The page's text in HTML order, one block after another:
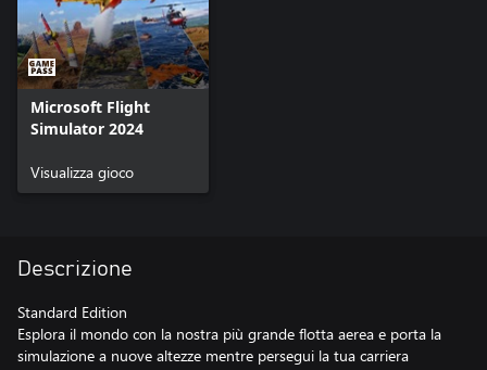
Microsoft Flight
Simulator 2024
Visualizza gioco
Descrizione
Standard Edition
Esplora il mondo con la nostra più grande flotta aerea e porta la
simulazione a nuove altezze mentre persegui la tua carriera